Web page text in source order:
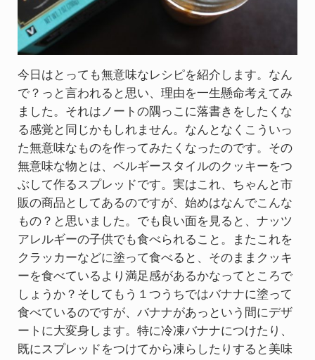
今日はとっても無意味なレシピを紹介します。なん
で？っと言われると思い、理由を一生懸命考えてみ
ました。それはノートの隅っこに落書きをしたくな
る感覚と同じかもしれません。なんとなくこういっ
た無意味なものを作ってみたくなったのです。その
無意味な物とは、ベルギースタイルのクッキーをつ
ぶして作るスプレッドです。実はこれ、ちゃんと市
販の商品としてあるのですが、始めはなんでこんな
もの？と思いました。でも良い面を見ると、ナッツ
アレルギーの子供でも食べられること。またこれを
クラッカーなどに塗って食べると、そのままクッキ
ーを食べているより満足感があるかなってところで
しょうか？そしてもう１つうちではバナナに塗って
食べているのですが、バナナがあっという間にデザ
ートに大変身します。特に冷凍バナナにつけたり、
既にスプレッドをつけてから凍らしたりすると美味